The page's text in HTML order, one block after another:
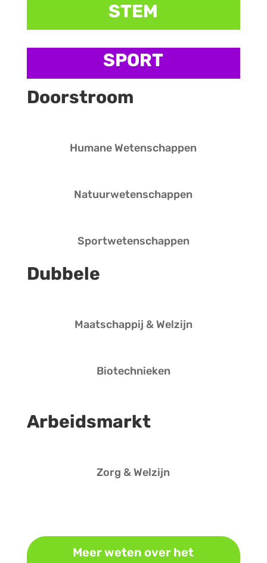
STEM
SPORT
Doorstroom
Humane Wetenschappen
Natuurwetenschappen
Sportwetenschappen
Dubbele
Maatschappij & Welzijn
Biotechnieken
Arbeidsmarkt
Zorg & Welzijn
Meer weten over het